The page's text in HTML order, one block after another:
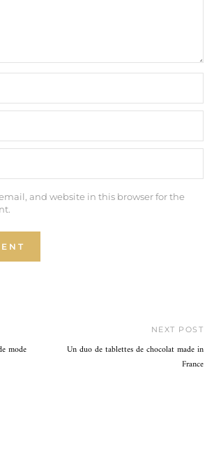
and website in this browser for the
mode
NEXT POST
Un duo de tablettes de chocolat made in
France